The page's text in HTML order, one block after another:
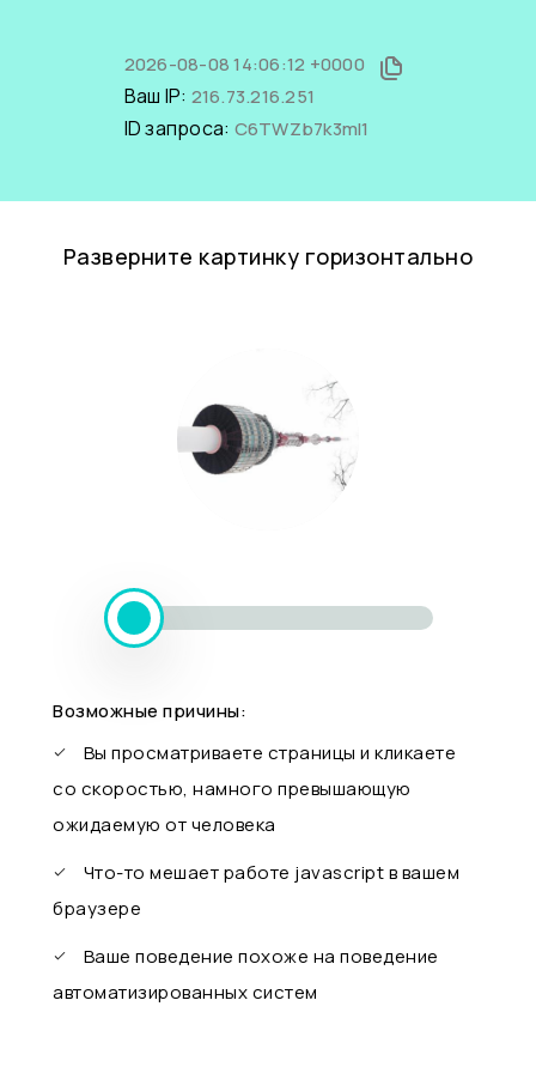
2026-08-08 14:06:12 +0000
Ваш IP: 216.73.216.251
ID запроса: C6TWZb7k3mI1
Разверните картинку горизонтально
Возможные причины:
Вы просматриваете страницы и кликаете
со скоростью, намного превышающую
ожидаемую от человека
Что-то мешает работе javascript в вашем
браузере
Ваше поведение похоже на поведение
автоматизированных систем